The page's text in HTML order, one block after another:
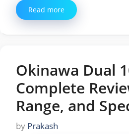
Read more
Okinawa Dual
Complete
Range, and
by Prakash